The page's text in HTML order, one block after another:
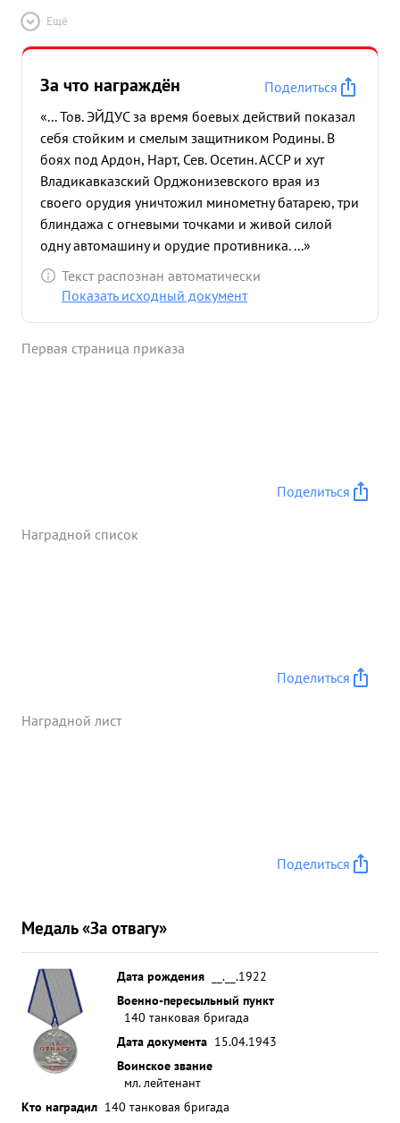
Ещё
За что награждён
Поделиться
«... Тов. ЭЙДУС за время боевых действий показал
себя стойким и смелым защитником Родины. В
боях под Ардон, Нарт, Сев. Осетин. АССР и хут
Владикавказский Орджонизевского врая из
своего орудия уничтожил минометну батарею, три
блиндажа с огневыми точками и живой силой
одну автомашину и орудие противника. ...»
Текст распознан автоматически
Показать исходный документ
Первая страница приказа
Поделиться
Наградной список
Поделиться
Наградной лист
Поделиться
Медаль «За отвагу»
Дата рождения
__.__.1922
Военно-пересыльный пункт
140 танковая бригада
Дата документа 15.04.1943
Воинское звание
мл. лейтенант
Кто наградил 140 танковая бригада